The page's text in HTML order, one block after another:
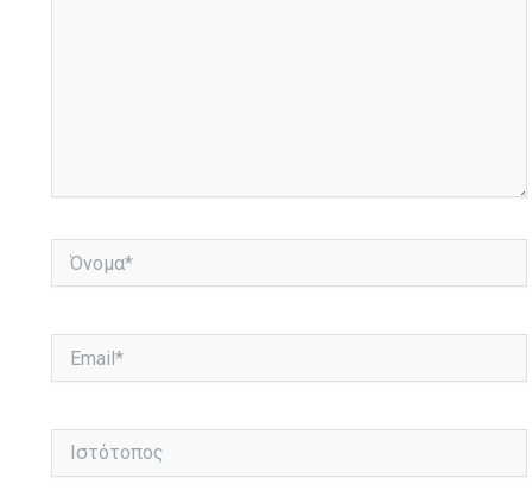
Όνομα*
Ιστότοπος